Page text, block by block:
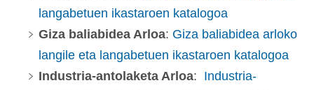
langabetuen ikastaroen katalogoa
Giza baliabidea Arloa: Giza baliabidea arloko
langile eta langabetuen ikastaroen katalogoa
Industria-antolaketa Arloa: Industria-